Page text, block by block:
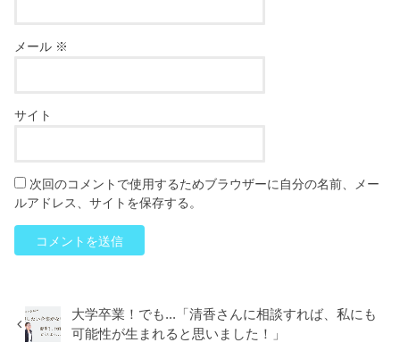
メール ※
サイト
次回のコメントで使用するためブラウザーに自分の名前、メー
ルアドレス、サイトを保存する。
大学卒業！でも...「清香さんに相談すれば、私にも
可能性が生まれると思いました！」